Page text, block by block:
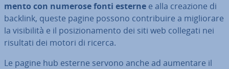
men­to con numerose fonti esterne e alla creazione di
backlink, queste pagine possono con­tri­bui­re a mi­glio­ra­re
la vi­si­bi­li­tà e il po­si­zio­na­men­to dei siti web collegati nei
risultati dei motori di ricerca.
Le pagine hub esterne servono anche ad aumentare il